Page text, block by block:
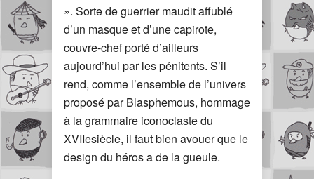
». Sorte de guerrier maudit affublé
d’un masque et d’une capirote,
couvre-chef porté d’ailleurs
aujourd’hui par les pénitents. S’il
rend, comme l’ensemble de l’univers
proposé par Blasphemous, hommage
à la grammaire iconoclaste du
XVIIesiècle, il faut bien avouer que le
design du héros a de la gueule.